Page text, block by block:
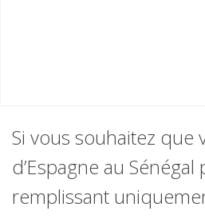
Si vous souhaitez que
d’Espagne au
remplissant